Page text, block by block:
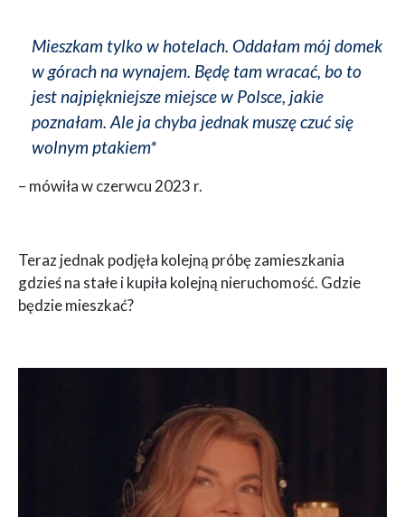
Mieszkam tylko w hotelach. Oddałam mój domek
w górach na wynajem. Będę tam wracać, bo to
jest najpiękniejsze miejsce w Polsce, jakie
poznałam. Ale ja chyba jednak muszę czuć się
wolnym ptakiem*
– mówiła w czerwcu 2023 r.
Teraz jednak podjęła kolejną próbę zamieszkania
gdzieś na stałe i kupiła kolejną nieruchomość. Gdzie
będzie mieszkać?